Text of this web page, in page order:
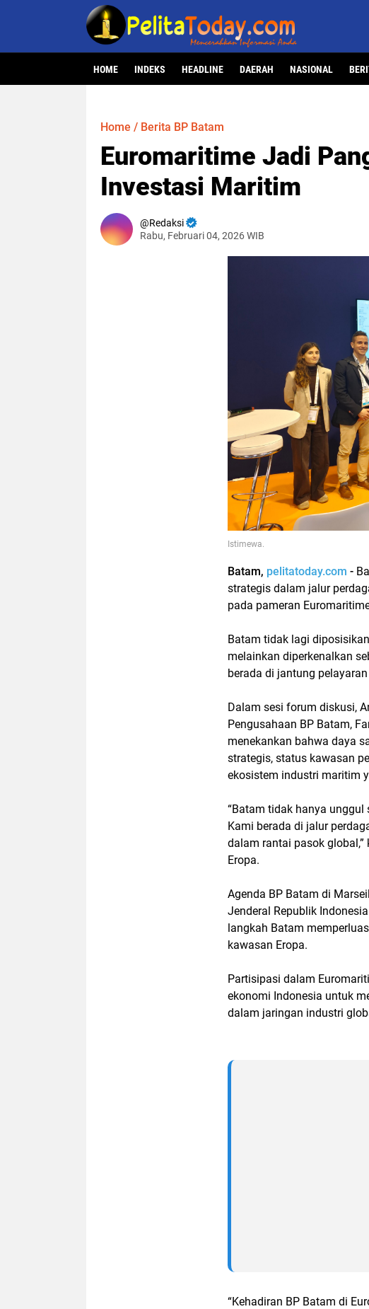
HOME INDEKS HEADLINE DAERAH NASIONAL
Home / Berita BP Batam
Euromaritime Jadi
Investasi Maritim
Redaksi
Rabu, Februari 04, 2026 WIB
Istimewa.
Batam, pelitatoday.com -
strategis dalam jalur
pada pameran
Batam tidak lagi
melainkan diperkenalkan
berada di jantung
Dalam sesi forum diskusi,
Pengusahaan BP Batam,
menekankan bahwa daya
strategis, status kawasan
ekosistem industri maritim
“Batam tidak hanya
Kami berada di jalur
dalam rantai pasok
Eropa.
Agenda BP Batam di
Jenderal Republik
langkah Batam
kawasan Eropa.
Partisipasi dalam
ekonomi Indonesia untuk
dalam jaringan industri
“Kehadiran BP Batam di